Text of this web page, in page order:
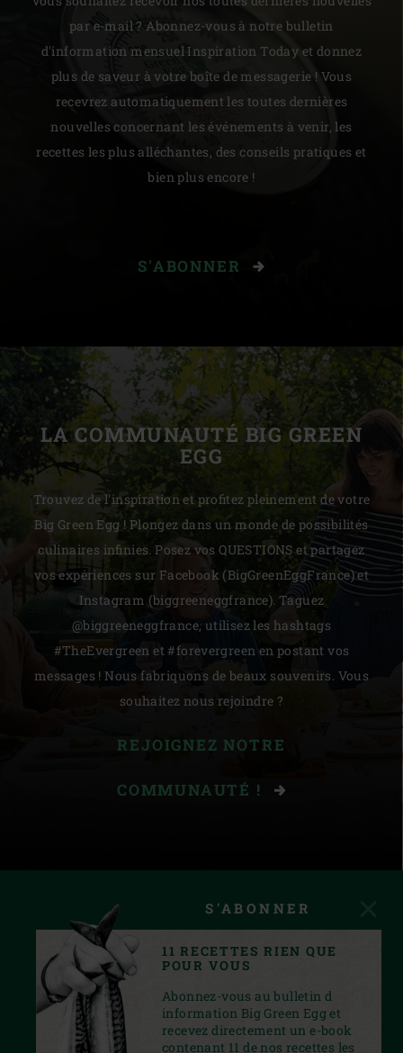
par e-mail ? Abonnez-vous à notre bulletin
d'information mensuel Inspiration Today et donnez
plus de saveur à votre boîte de messagerie ! Vous
recevrez automatiquement les toutes dernières
nouvelles concernant les événements à venir, les
recettes les plus alléchantes, des conseils pratiques et
bien plus encore !
S'ABONNER
LA COMMUNAUTÉ BIG GREEN
EGG
Trouvez de l'inspiration et profitez pleinement de votre
Big Green Egg ! Plongez dans un monde de possibilités
culinaires infinies. Posez vos QUESTIONS et partagez
vos expériences sur Facebook (BigGreenEggFrance) et
Instagram (biggreeneggfrance). Taguez
@biggreeneggfrance, utilisez les hashtags
#TheEvergreen et #forevergreen en postant vos
messages ! Nous fabriquons de beaux souvenirs. Vous
souhaitez nous rejoindre ?
REJOIGNEZ NOTRE
COMMUNAUTÉ !
S'ABONNER
11 RECETTES RIEN QUE
POUR VOUS
Abonnez-vous au bulletin d
information Big Green Egg et
recevez directement un e-book
contenant 11 de nos recettes les